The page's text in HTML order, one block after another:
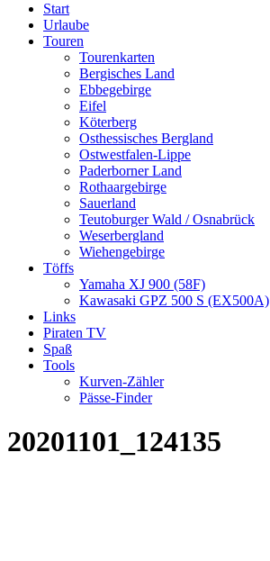
page
opens
page
opens
page
opens
Start
Urlaube
Touren
Tourenkarten
Bergisches Land
Ebbegebirge
Eifel
Köterberg
Osthessisches Bergland
Ostwestfalen-Lippe
Paderborner Land
Rothaargebirge
Sauerland
Teutoburger Wald / Osnabrück
Weserbergland
Wiehengebirge
Töffs
Yamaha XJ 900 (58F)
Kawasaki GPZ 500 S (EX500A)
Links
Piraten TV
Spaß
Tools
Kurven-Zähler
Pässe-Finder
20201101_124135